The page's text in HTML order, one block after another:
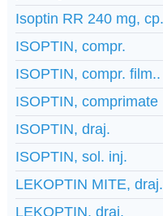
Isoptin RR 240 mg,
ISOPTIN, compr.
ISOPTIN, compr. film..
ISOPTIN, comprimate
ISOPTIN, draj.
ISOPTIN, sol. inj.
LEKOPTIN MITE, draj.
LEKOPTIN, draj.